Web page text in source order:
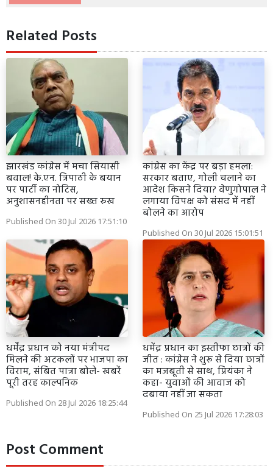
Related Posts
झारखंड कांग्रेस में मचा सियासी
बवाल! के.एन. त्रिपाठी के बयान
पर पार्टी का नोटिस,
अनुशासनहीनता पर सख्त रुख
Published On 30 Jul 2026 17:51:10
कांग्रेस का केंद्र पर बड़ा हमला:
सरकार बताए, गोली चलाने का
आदेश किसने दिया? वेणुगोपाल ने
लगाया विपक्ष को संसद में नहीं
बोलने का आरोप
Published On 30 Jul 2026 15:01:51
धर्मेंद्र प्रधान को नया मंत्रीपद
मिलने की अटकलों पर भाजपा का
विराम, संबित पात्रा बोले- खबरें
पूरी तरह काल्पनिक
Published On 28 Jul 2026 18:25:44
धमेंद्र प्रधान का इस्तीफा छात्रों की
जीत : कांग्रेस ने शुरू से दिया छात्रों
का मजबूती से साथ, प्रियंका ने
कहा- युवाओं की आवाज को
दबाया नहीं जा सकता
Published On 25 Jul 2026 17:28:03
Post Comment